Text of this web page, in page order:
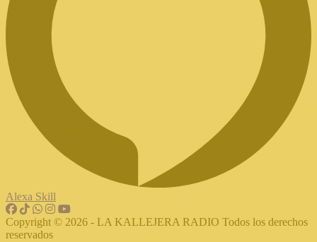
Alexa Skill
Copyright © 2026 - LA KALLEJERA RADIO Todos los derechos
reservados